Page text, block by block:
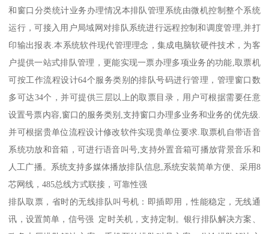
和窗口分类统计业务办理情况本排队管理系统由微机控制整个系统
运行，可接入用户局域网对排队系统进行远程控制和调度管理,并打
印输出报表.本系统软件现代管理理念，集成电脑软硬件技术，为客
户提供一站式排队管理，更能实现一票办理多项业务的功能,取票机
可按工作流程设计64个服务类别的排队号码进行管理，管理窗口数
多可达34个，并可提供三层以上的取票目录，用户可根据需要任意
设置号票内容,窗口的服务类别,支持窗口办理多业务和业务的优先级.
并可根据贵单位流程设计修改软件实现贵单位要求.取票机自带语音
系统功放和音箱，可进行语音叫号,支持外置音箱可播放背景音乐和
人工广播。系统支持多媒体播放排队信息,系统安装简单方便、采用8
芯网线，485总线方式联接，可靠性强
排队取票，省时的无线排队叫号机：即插即用，性能稳定，无线通
讯，设置简单，信号强 定时关机，支持定制。银行排队解决方案、